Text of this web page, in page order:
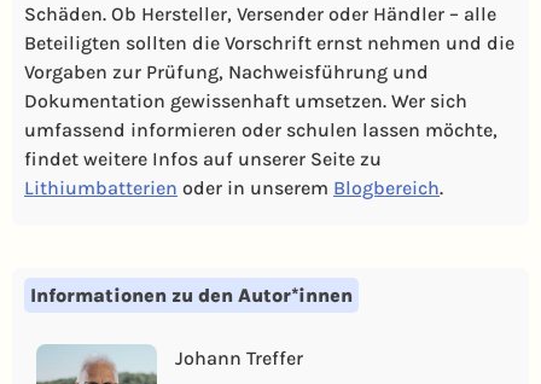
Schäden. Ob Hersteller, Versender oder Händler – alle
Beteiligten sollten die Vorschrift ernst nehmen und die
Vorgaben zur Prüfung, Nachweisführung und
Dokumentation gewissenhaft umsetzen. Wer sich
umfassend informieren oder schulen lassen möchte,
findet weitere Infos auf unserer Seite zu
Lithiumbatterien oder in unserem Blogbereich.
Informationen zu den Autor*innen
Johann Treffer